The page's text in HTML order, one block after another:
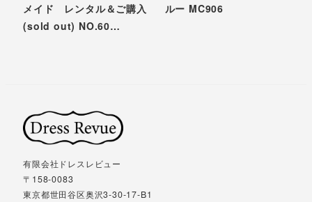
メイド レンタル＆ご購入
(sold out) NO.60…
ルー MC906
有限会社ドレスレビュー
〒158-0083
東京都世田谷区奥沢3-30-17-B1